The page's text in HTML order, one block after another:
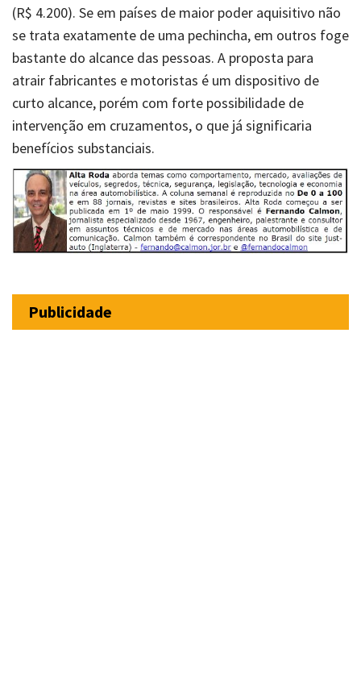
(R$ 4.200). Se em países de maior poder aquisitivo não
se trata exatamente de uma pechincha, em outros foge
bastante do alcance das pessoas. A proposta para
atrair fabricantes e motoristas é um dispositivo de
curto alcance, porém com forte possibilidade de
intervenção em cruzamentos, o que já significaria
benefícios substanciais.
Publicidade